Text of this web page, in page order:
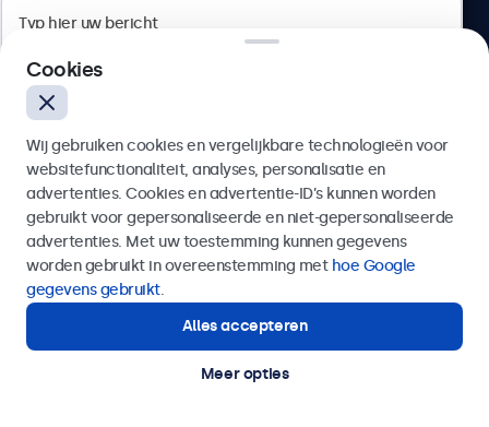
4.8/5 door 5000+ bedrijven
Nederlands
© 2026 Beetronics
Verzenden
Of bel ons op
Hulp of advies nodig?
Direct contact met een specialist.
Cookies
Wij gebruiken cookies en vergelijkbare technologieën voor
websitefunctionaliteit, analyses, personalisatie en
advertenties. Cookies en advertentie-ID’s kunnen worden
gebruikt voor gepersonaliseerde en niet-gepersonaliseerde
advertenties. Met uw toestemming kunnen gegevens
worden gebruikt in overeenstemming met hoe Google
gegevens gebruikt.
Alles accepteren
Meer opties